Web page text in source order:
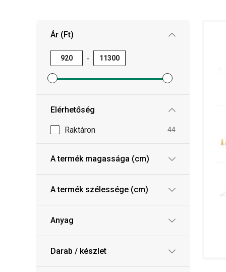
Ár (Ft)
-
Minimum ár szűrő beállítása
Maximum ár szűrő beállítása
Elérhetőség
Raktáron 44
A termék magassága (cm)
A termék szélessége (cm)
Anyag
Darab / készlet